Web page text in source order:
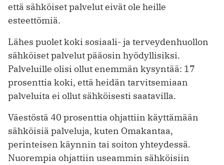
että sähköiset palvelut eivät ole heille
esteettömiä.
Lähes puolet koki sosiaali- ja terveydenhuollon
sähköiset palvelut pääosin hyödyllisiksi.
Palveluille olisi ollut enemmän kysyntää: 17
prosenttia koki, että heidän tarvitsemiaan
palveluita ei ollut sähköisesti saatavilla.
Väestöstä 40 prosenttia ohjattiin käyttämään
sähköisiä palveluja, kuten Omakantaa,
perinteisen käynnin tai soiton yhteydessä.
Nuorempia ohjattiin useammin sähköisiin